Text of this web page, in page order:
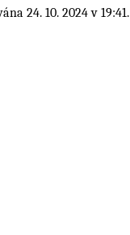
24. 10. 2024 v 19:41.